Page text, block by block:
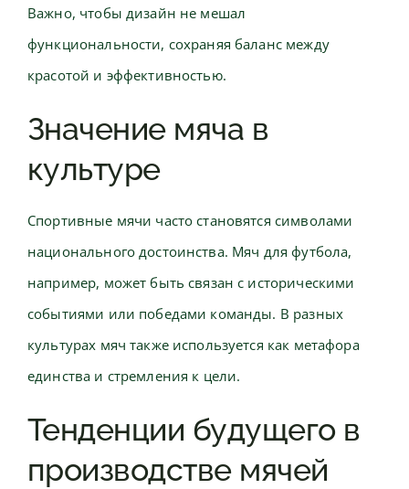
Важно, чтобы дизайн не мешал
функциональности, сохраняя баланс между
красотой и эффективностью.
Значение мяча в
культуре
Спортивные мячи часто становятся символами
национального достоинства. Мяч для футбола,
например, может быть связан с историческими
событиями или победами команды. В разных
культурах мяч также используется как метафора
единства и стремления к цели.
Тенденции будущего в
производстве мячей